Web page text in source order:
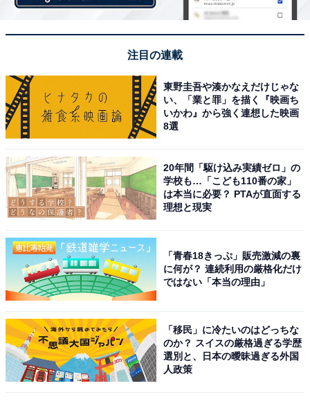
注目の連載
東野圭吾や湊かなえだけじゃな
い、「業と罪」を描く『映画ち
いかわ』から強く連想した映画
8選
20年間「駆け込み実績ゼロ」の
学校も…「こども110番の家」
は本当に必要？ PTAが直面する
理想と現実
「青春18きっぷ」販売激減の裏
に何が？ 連続利用の厳格化だけ
ではない「本当の理由」
「移民」に冷たいのはどっちな
のか？ スイスの厳格過ぎる学歴
選別と、日本の曖昧過ぎる外国
人政策